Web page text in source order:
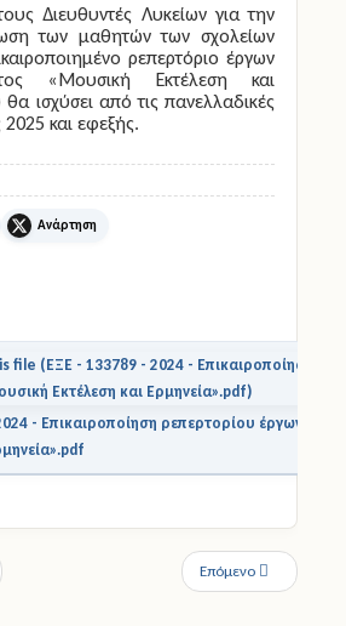
Διευθυντές Λυκείων για την
των μαθητών των σχολείων
ρεπερτόριο έργων
«Μουσική Εκτέλεση και
ισχύσει από τις πανελλαδικές
2025 και εφεξής.
X
- Επικαιροποίηση ρεπερτορίου έργων
Επόμενο